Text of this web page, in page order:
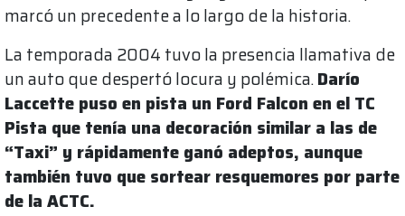
marcó un precedente a lo largo de la historia.
La temporada 2004 tuvo la presencia llamativa de
un auto que despertó locura y polémica.Darío
Laccette puso en pista un Ford Falcon en el TC
Pista que tenía una decoración similar a las de
“Taxi” y rápidamente ganó adeptos, aunque
también tuvo que sortear resquemores por parte
de la ACTC.